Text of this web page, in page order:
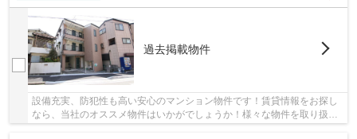
過去掲載物件
設備充実、防犯性も高い安心のマンション物件です！賃貸情報をお探し
なら、当社のオススメ物件はいかがでしょうか！様々な物件を取り扱っ
ておりますので、気になる方はぜひ当社までご...